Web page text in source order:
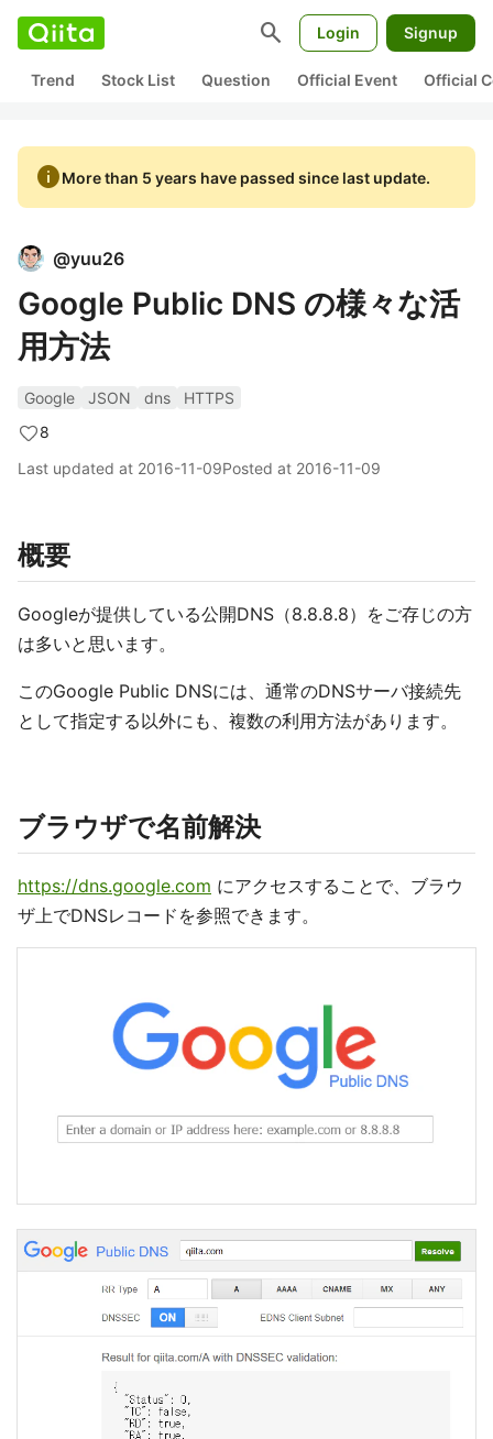
search Login Signup
Trend Stock List Question Official Event Official
infoMore than 5 years have passed since last update.
@yuu26
Google Public DNS の様々な活
用方法
Google JSON dns
HTTPS
8
Last updated at 2016-11-09Posted at 2016-11-09
概要
Googleが提供している公開DNS（8.8.8.8）をご存じの方
は多いと思います。
このGoogle Public DNSには、通常のDNSサーバ接続先
として指定する以外にも、複数の利用方法があります。
ブラウザで名前解決
https://dns.google.com にアクセスすることで、ブラウ
ザ上でDNSレコードを参照できます。